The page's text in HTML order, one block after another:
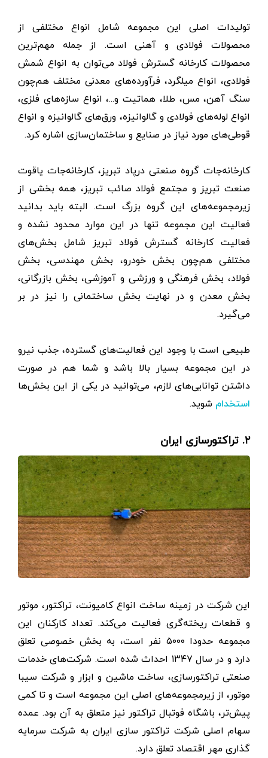
تولیدات اصلی این مجموعه شامل انواع مختلفی از
محصولات فولادی و آهنی است. از جمله مهم‌ترین
محصولات کارخانه گسترش فولاد می‌توان به انواع شمش
فولادی، انواع میلگرد، فرآورده‌های معدنی مختلف هم‌چون
سنگ‌ آهن، مس، طلا، هماتیت و...، انواع سازه‌های فلزی،
انواع لوله‌های فولادی و گالوانیزه، ورق‌های گالوانیزه و انواع
قوطی‌های مورد نیاز در صنایع و ساختمان‌سازی اشاره کرد.
کارخانه‌جات گروه صنعتی درپاد تبریز، کارخانه‌جات یاقوت
صنعت تبریز و مجتمع فولاد صائب تبریز، همه بخشی از
زیرمجموعه‌های این گروه بزرگ است. البته باید بدانید
فعالیت این مجموعه تنها در این موارد محدود نشده و
فعالیت کارخانه گسترش فولاد تبریز شامل بخش‌های
مختلفی هم‌چون بخش خودرو، بخش مهندسی، بخش
فولاد، بخش فرهنگی و ورزشی و آموزشی، بخش بازرگانی،
بخش معدن و در نهایت بخش ساختمانی را نیز در بر
می‌گیرد.
طبیعی است با وجود این فعالیت‌های گسترده، جذب نیرو
در این مجموعه بسیار بالا باشد و شما هم در صورت
داشتن توانایی‌های لازم، می‌توانید در یکی از این بخش‌ها
استخدام شوید.
۲. تراکتورسازی ایران
این شرکت در زمینه ساخت انواع کامیونت، تراکتور، موتور
و قطعات ریخته‌گری فعالیت می‌کند. تعداد کارکنان این
مجموعه حدودا ۵۰۰۰ نفر است، به بخش خصوصی تعلق
دارد و در سال ۱۳۴۷ احداث شده است. شرکت‌های خدمات
صنعتی تراکتورسازی، ساخت ماشین و ابزار و شرکت سیبا
موتور، از زیرمجموعه‌های اصلی این مجموعه است و تا کمی
پیش‌تر، باشگاه فوتبال تراکتور نیز متعلق به آن بود. عمده
سهام اصلی شرکت تراکتور سازی ایران به شرکت سرمایه
گذاری مهر اقتصاد تعلق دارد.